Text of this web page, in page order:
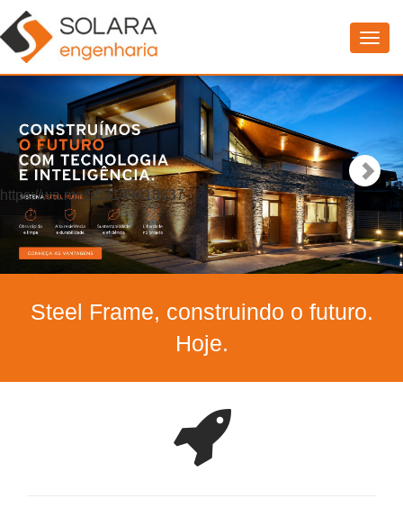
https://wa.me/553199418637
Steel Frame, construindo o futuro.
Hoje.